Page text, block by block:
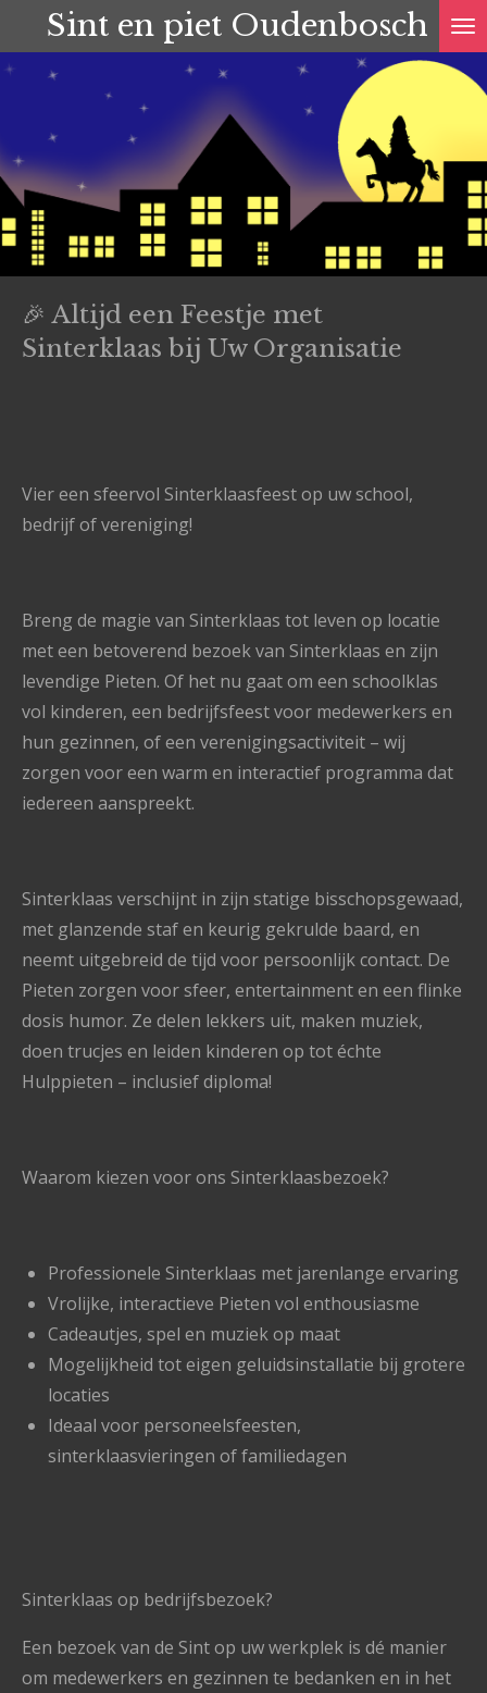
direct
hoofdinhoud
Sint en piet Oudenbosch
🎉 Altijd een Feestje met
Sinterklaas bij Uw Organisatie
Vier een sfeervol Sinterklaasfeest op uw school,
bedrijf of vereniging!
Breng de magie van Sinterklaas tot leven op locatie
met een betoverend bezoek van Sinterklaas en zijn
levendige Pieten. Of het nu gaat om een schoolklas
vol kinderen, een bedrijfsfeest voor medewerkers en
hun gezinnen, of een verenigingsactiviteit – wij
zorgen voor een warm en interactief programma dat
iedereen aanspreekt.
Sinterklaas verschijnt in zijn statige bisschopsgewaad,
met glanzende staf en keurig gekrulde baard, en
neemt uitgebreid de tijd voor persoonlijk contact. De
Pieten zorgen voor sfeer, entertainment en een flinke
dosis humor. Ze delen lekkers uit, maken muziek,
doen trucjes en leiden kinderen op tot échte
Hulppieten – inclusief diploma!
Waarom kiezen voor ons Sinterklaasbezoek?
Professionele Sinterklaas met jarenlange ervaring
Vrolijke, interactieve Pieten vol enthousiasme
Cadeautjes, spel en muziek op maat
Mogelijkheid tot eigen geluidsinstallatie bij grotere
locaties
Ideaal voor personeelsfeesten,
sinterklaasvieringen of familiedagen
Sinterklaas op bedrijfsbezoek?
Een bezoek van de Sint op uw werkplek is dé manier
om medewerkers en gezinnen te bedanken en in het